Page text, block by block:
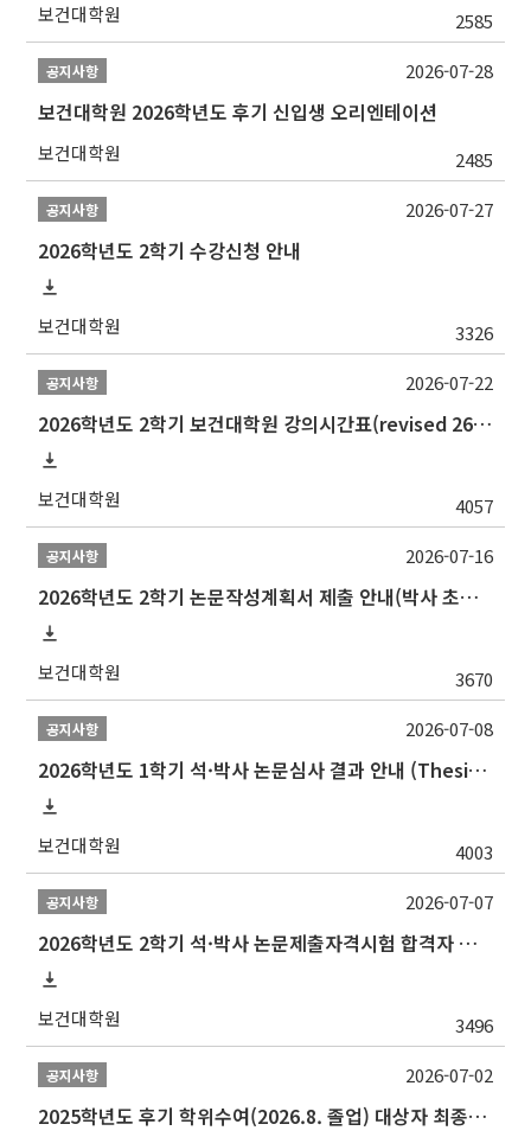
보건대학원 2585
공지사항
보건대학원 2026학년도 후기 신입생 오리엔테이션
보건대학원 2485
2026-07-28
공지사항
2026학년도 2학기 수강신청 안내
보건대학원 3326
2026-07-27
공지사항
2026학년도 2학기 보건대학원 강의시간표(revised 260803)(2026 2nd SEMESTER SNU GSPH TIMETABLE)
보건대학원 4057
2026-07-22
공지사항
2026학년도 2학기 논문작성계획서 제출 안내(박사 초심 일정 포함)_Thesis Proposal
보건대학원 3670
2026-07-16
공지사항
2026학년도 1학기 석·박사 논문심사 결과 안내 (Thesis Defense Result)
보건대학원 4003
2026-07-08
공지사항
2026학년도 2학기 석·박사 논문제출자격시험 합격자 공고(TSQ Exam Result)
보건대학원 3496
2026-07-07
공지사항
2025학년도 후기 학위수여(2026.8. 졸업) 대상자 최종인준 논문 제출 안내
2026-07-02